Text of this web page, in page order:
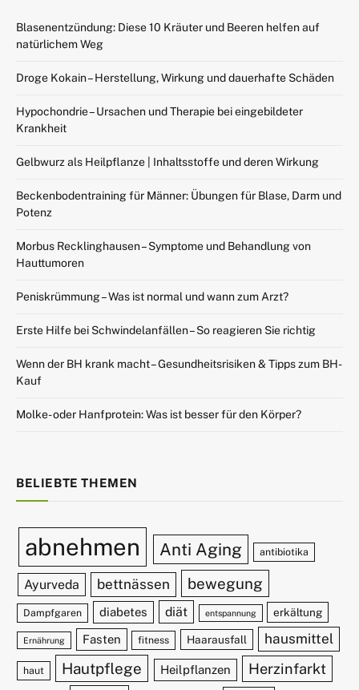
Blasenentzündung: Diese 10 Kräuter und Beeren helfen auf
natürlichem Weg
Droge Kokain – Herstellung, Wirkung und dauerhafte Schäden
Hypochondrie – Ursachen und Therapie bei eingebildeter
Krankheit
Gelbwurz als Heilpflanze | Inhaltsstoffe und deren Wirkung
Beckenbodentraining für Männer: Übungen für Blase, Darm und
Potenz
Morbus Recklinghausen – Symptome und Behandlung von
Hauttumoren
Peniskrümmung – Was ist normal und wann zum Arzt?
Erste Hilfe bei Schwindelanfällen – So reagieren Sie richtig
Wenn der BH krank macht – Gesundheitsrisiken & Tipps zum BH-
Kauf
Molke- oder Hanfprotein: Was ist besser für den Körper?
BELIEBTE THEMEN
abnehmen Anti Aging antibiotika
Ayurveda bettnässen bewegung
Dampfgaren diabetes diät entspannung erkältung
Ernährung Fasten fitness Haarausfall hausmittel
haut Hautpflege Heilpflanzen Herzinfarkt